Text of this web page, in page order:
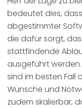
bedeutet dies,
abgestimmter
die dafür sorgt,
stattfindende
ausgeführt
sind im besten Fall
Wünsche und
zudem skalierbar,